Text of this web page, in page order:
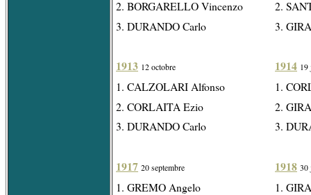
2. BORGARELLO Vincenzo
3. DURANDO Carlo
1913 12 octobre
1. CALZOLARI Alfonso
2. CORLAITA Ezio
3. DURANDO Carlo
1917 20 septembre
1. GREMO Angelo
2.
3.
1914 19
1.
2.
3.
1918 30
1.